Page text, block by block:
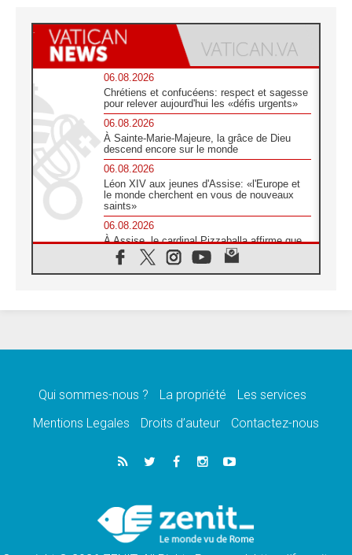
06.08.2026
Chrétiens et confucéens: respect et sagesse
pour relever aujourd'hui les «défis urgents»
06.08.2026
À Sainte-Marie-Majeure, la grâce de Dieu
descend encore sur le monde
06.08.2026
Léon XIV aux jeunes d'Assise: «l'Europe et
le monde cherchent en vous de nouveaux
saints»
06.08.2026
À Assise, le cardinal Pizzaballa affirme que
«les chrétiens veulent la paix»
06.08.2026
message de paix et de dignité humaine»
«La visite du Pape en Uruguay renforcera
l'espérance» affirme Mgr Tróccoli
05.08.2026
Le nonce en Ukraine: «Il est inquiétant
Léon XIV au Pérou, une lueur d'espoir pour
un peuple en quête de paix
Qui sommes-nous ? La propriété
Les services
Mentions Legales
Droits d’auteur Contactez-nous